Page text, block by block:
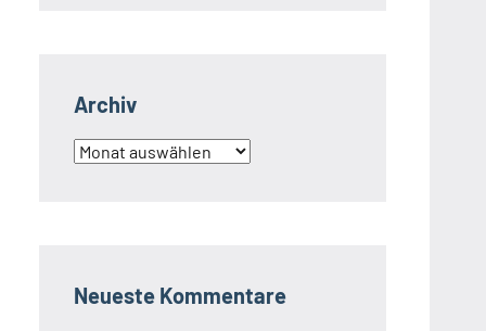
Archiv
Archiv
Neueste Kommentare